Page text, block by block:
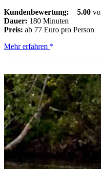
Kundenbewertung:
5.00
Dauer: 180 Minuten
Preis: ab 77 Euro pro Person
Boise:
Rafting-
Tour
Mehr erfahren